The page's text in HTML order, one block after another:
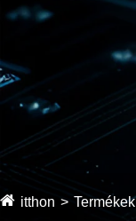
itthon Termékek